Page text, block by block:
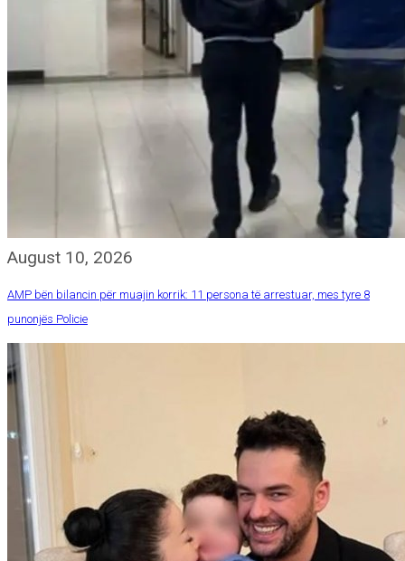
August 10, 2026
AMP bën bilancin për muajin korrik: 11 persona të arrestuar, mes tyre 8
punonjës Policie